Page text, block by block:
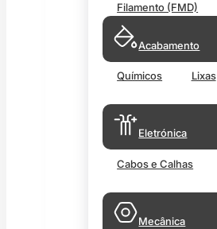
Filamento (FMD)
Acabamento
Químicos Lixas
Eletrónica
Cabos e Calhas
Mecânica